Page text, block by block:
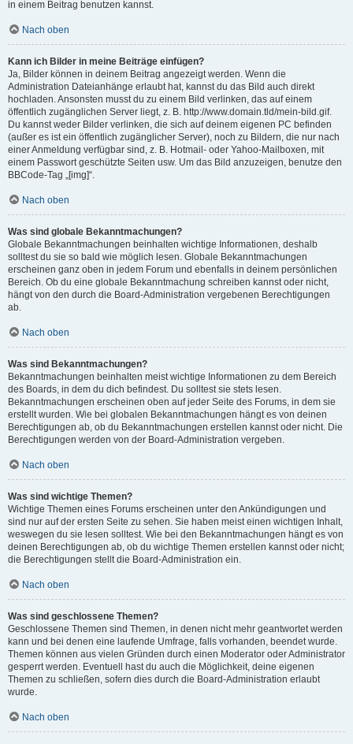
in einem Beitrag benutzen kannst.
Nach oben
Kann ich Bilder in meine Beiträge einfügen?
Ja, Bilder können in deinem Beitrag angezeigt werden. Wenn die
Administration Dateianhänge erlaubt hat, kannst du das Bild auch direkt
hochladen. Ansonsten musst du zu einem Bild verlinken, das auf einem
öffentlich zugänglichen Server liegt, z. B. http://www.domain.tld/mein-bild.gif.
Du kannst weder Bilder verlinken, die sich auf deinem eigenen PC befinden
(außer es ist ein öffentlich zugänglicher Server), noch zu Bildern, die nur nach
einer Anmeldung verfügbar sind, z. B. Hotmail- oder Yahoo-Mailboxen, mit
einem Passwort geschützte Seiten usw. Um das Bild anzuzeigen, benutze den
BBCode-Tag „[img]“.
Nach oben
Was sind globale Bekanntmachungen?
Globale Bekanntmachungen beinhalten wichtige Informationen, deshalb
solltest du sie so bald wie möglich lesen. Globale Bekanntmachungen
erscheinen ganz oben in jedem Forum und ebenfalls in deinem persönlichen
Bereich. Ob du eine globale Bekanntmachung schreiben kannst oder nicht,
hängt von den durch die Board-Administration vergebenen Berechtigungen
ab.
Nach oben
Was sind Bekanntmachungen?
Bekanntmachungen beinhalten meist wichtige Informationen zu dem Bereich
des Boards, in dem du dich befindest. Du solltest sie stets lesen.
Bekanntmachungen erscheinen oben auf jeder Seite des Forums, in dem sie
erstellt wurden. Wie bei globalen Bekanntmachungen hängt es von deinen
Berechtigungen ab, ob du Bekanntmachungen erstellen kannst oder nicht. Die
Berechtigungen werden von der Board-Administration vergeben.
Nach oben
Was sind wichtige Themen?
Wichtige Themen eines Forums erscheinen unter den Ankündigungen und
sind nur auf der ersten Seite zu sehen. Sie haben meist einen wichtigen Inhalt,
weswegen du sie lesen solltest. Wie bei den Bekanntmachungen hängt es von
deinen Berechtigungen ab, ob du wichtige Themen erstellen kannst oder nicht;
die Berechtigungen stellt die Board-Administration ein.
Nach oben
Was sind geschlossene Themen?
Geschlossene Themen sind Themen, in denen nicht mehr geantwortet werden
kann und bei denen eine laufende Umfrage, falls vorhanden, beendet wurde.
Themen können aus vielen Gründen durch einen Moderator oder Administrator
gesperrt werden. Eventuell hast du auch die Möglichkeit, deine eigenen
Themen zu schließen, sofern dies durch die Board-Administration erlaubt
wurde.
Nach oben